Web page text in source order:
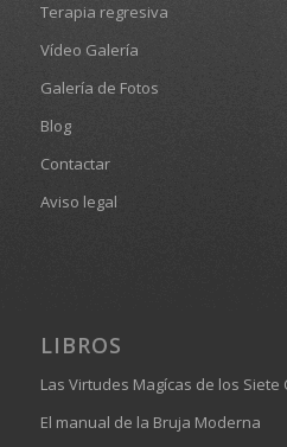
Terapia regresiva
Vídeo Galería
Galería de Fotos
Blog
Contactar
Aviso legal
LIBROS
Las Virtudes Magícas de los Siete
El manual de la Bruja Moderna